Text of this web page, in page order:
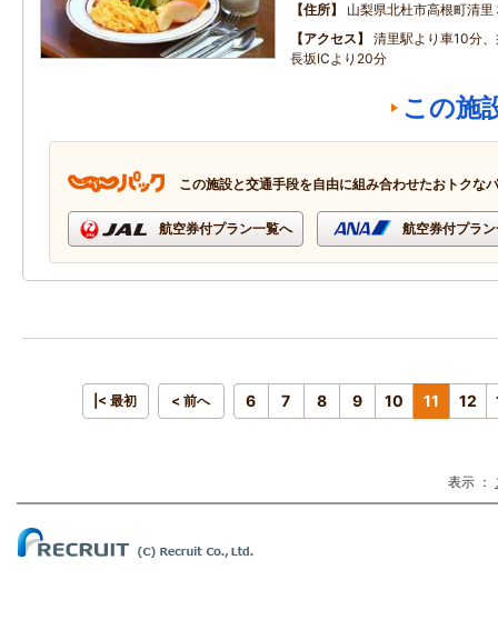
住所
山梨県北杜市高根町清里
アクセス
清里駅より車10分
長坂ICより20分
この施
この施設と交通手段を自由に組み合わせたおトクな
航空券付プラン一覧へ 航空券付プラ
|< 最初 < 前へ 6 7 8 9 10 11 12
表示 ：